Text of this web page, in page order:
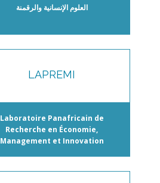
العلوم الإنسانية والرقمنة
LAPREMI
Laboratoire Panafricain de
Recherche en Économie,
Management et Innovation